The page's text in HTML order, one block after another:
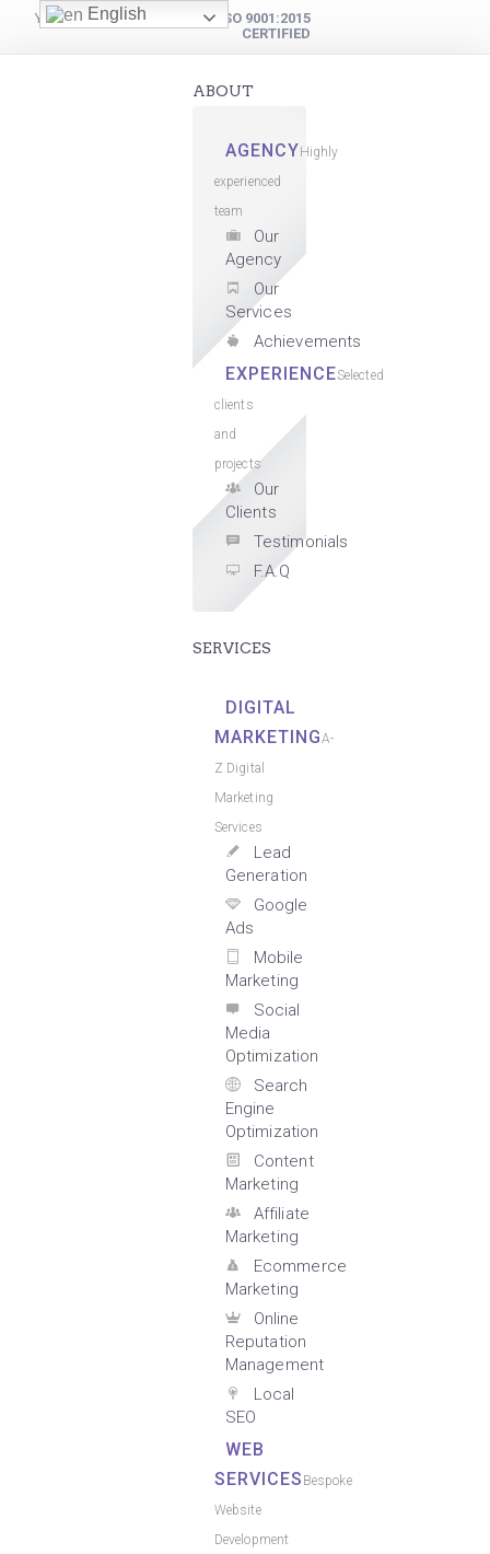
YOUR DIGITAL PARTNER
ISO 9001:2015
CERTIFIED
ABOUT
AGENCY Highly
experienced
team
Our
Agency
Our
Services
Achievements
EXPERIENCESelected
clients
and
projects
Our
Clients
Testimonials
F.A.Q
SERVICES
DIGITAL
MARKETINGA-
Z Digital
Marketing
Services
Lead
Generation
Google
Ads
Mobile
Marketing
Social
Media
Optimization
Search
Engine
Optimization
Content
Marketing
Affiliate
Marketing
Ecommerce
Marketing
Online
Reputation
Management
Local
SEO
WEB
SERVICES Bespoke
Website
Development
English